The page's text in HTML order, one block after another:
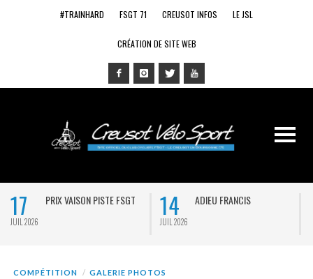
#TRAINHARD FSGT 71 CREUSOT INFOS LE JSL
CRÉATION DE SITE WEB
17
JUIL 2026
PRIX VAISON PISTE FSGT 14
JUIL 2026
ADIEU FRANCIS
COMPÉTITION GALERIE PHOTOS